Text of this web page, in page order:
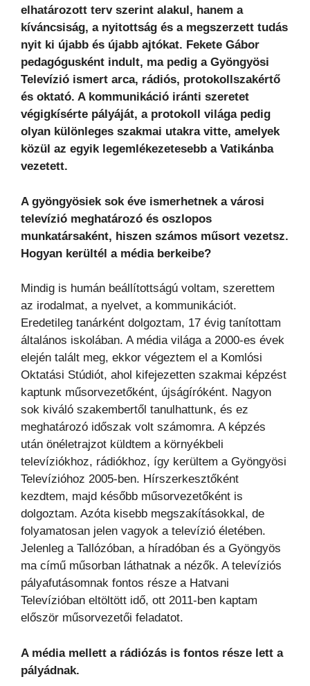
elhatározott terv szerint alakul, hanem a
kíváncsiság, a nyitottság és a megszerzett tudás
nyit ki újabb és újabb ajtókat. Fekete Gábor
pedagógusként indult, ma pedig a Gyöngyösi
Televízió ismert arca, rádiós, protokollszakértő
és oktató. A kommunikáció iránti szeretet
végigkísérte pályáját, a protokoll világa pedig
olyan különleges szakmai utakra vitte, amelyek
közül az egyik legemlékezetesebb a Vatikánba
vezetett.
A gyöngyösiek sok éve ismerhetnek a városi
televízió meghatározó és oszlopos
munkatársaként, hiszen számos műsort vezetsz.
Hogyan kerültél a média berkeibe?
Mindig is humán beállítottságú voltam, szerettem
az irodalmat, a nyelvet, a kommunikációt.
Eredetileg tanárként dolgoztam, 17 évig tanítottam
általános iskolában. A média világa a 2000-es évek
elején talált meg, ekkor végeztem el a Komlósi
Oktatási Stúdiót, ahol kifejezetten szakmai képzést
kaptunk műsorvezetőként, újságíróként. Nagyon
sok kiváló szakembertől tanulhattunk, és ez
meghatározó időszak volt számomra. A képzés
után önéletrajzot küldtem a környékbeli
televíziókhoz, rádiókhoz, így kerültem a Gyöngyösi
Televízióhoz 2005-ben. Hírszerkesztőként
kezdtem, majd később műsorvezetőként is
dolgoztam. Azóta kisebb megszakításokkal, de
folyamatosan jelen vagyok a televízió életében.
Jelenleg a Tallózóban, a híradóban és a Gyöngyös
ma című műsorban láthatnak a nézők. A televíziós
pályafutásomnak fontos része a Hatvani
Televízióban eltöltött idő, ott 2011-ben kaptam
először műsorvezetői feladatot.
A média mellett a rádiózás is fontos része lett a
pályádnak.